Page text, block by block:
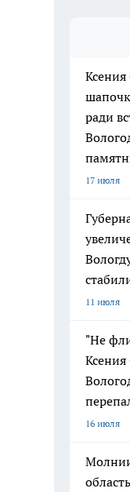
Ксения
ради
17 июля
11 июля
"Не
Ксения
16 июля